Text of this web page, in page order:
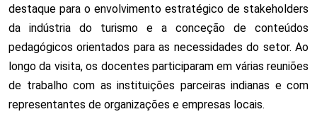
destaque para o envolvimento estratégico de stakeholders
da indústria do turismo e a conceção de conteúdos
pedagógicos orientados para as necessidades do setor. Ao
longo da visita, os docentes participaram em várias reuniões
de trabalho com as instituições parceiras indianas e com
representantes de organizações e empresas locais.